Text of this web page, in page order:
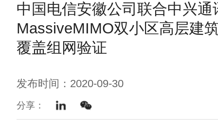
中国电信安徽公司联合中兴通
MassiveMIMO双小区高层建
覆盖组网验证
发布时间：2020-09-30
分享：